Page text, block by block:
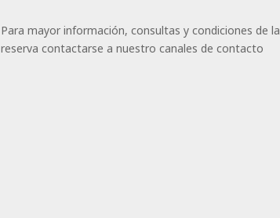
Para mayor información, consultas y condiciones de la
reserva contactarse a nuestro canales de contacto